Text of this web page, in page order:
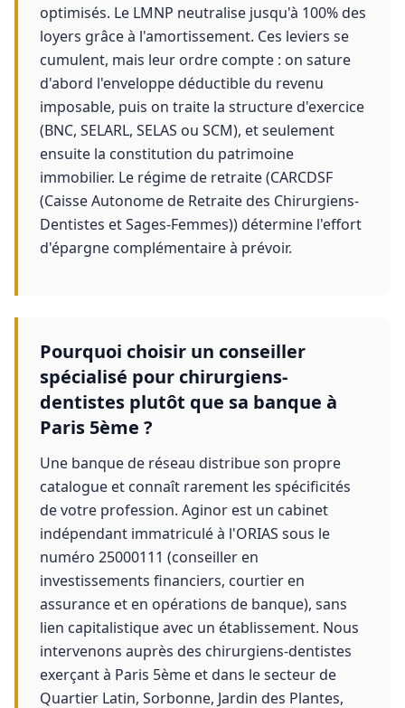
optimisés. Le LMNP neutralise jusqu'à 100% des
loyers grâce à l'amortissement. Ces leviers se
cumulent, mais leur ordre compte : on sature
d'abord l'enveloppe déductible du revenu
imposable, puis on traite la structure d'exercice
(BNC, SELARL, SELAS ou SCM), et seulement
ensuite la constitution du patrimoine
immobilier. Le régime de retraite (CARCDSF
(Caisse Autonome de Retraite des Chirurgiens-
Dentistes et Sages-Femmes)) détermine l'effort
d'épargne complémentaire à prévoir.
Pourquoi choisir un conseiller
spécialisé pour chirurgiens-
dentistes plutôt que sa banque à
Paris 5ème ?
Une banque de réseau distribue son propre
catalogue et connaît rarement les spécificités
de votre profession. Aginor est un cabinet
indépendant immatriculé à l'ORIAS sous le
numéro 25000111 (conseiller en
investissements financiers, courtier en
assurance et en opérations de banque), sans
lien capitalistique avec un établissement. Nous
intervenons auprès des chirurgiens-dentistes
exerçant à Paris 5ème et dans le secteur de
Quartier Latin, Sorbonne, Jardin des Plantes,